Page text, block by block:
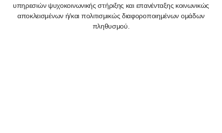
υπηρεσιών ψυχοκοινωνικής στήριξης και επανένταξης κοινωνικώς
αποκλεισμένων ή/και πολιτισμικώς διαφοροποιημένων ομάδων
πληθυσμού.